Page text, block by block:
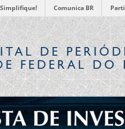
Simplifique! Comunica BR
DE
FEDERAL DO